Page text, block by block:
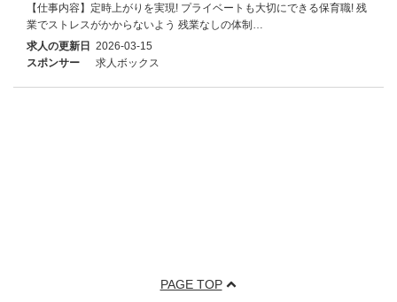
【仕事内容】定時上がりを実現! プライベートも大切にできる保育職! 残
業でストレスがかからないよう 残業なしの体制…
求人の更新日 2026-03-15
スポンサー
求人ボックス
PAGE TOP